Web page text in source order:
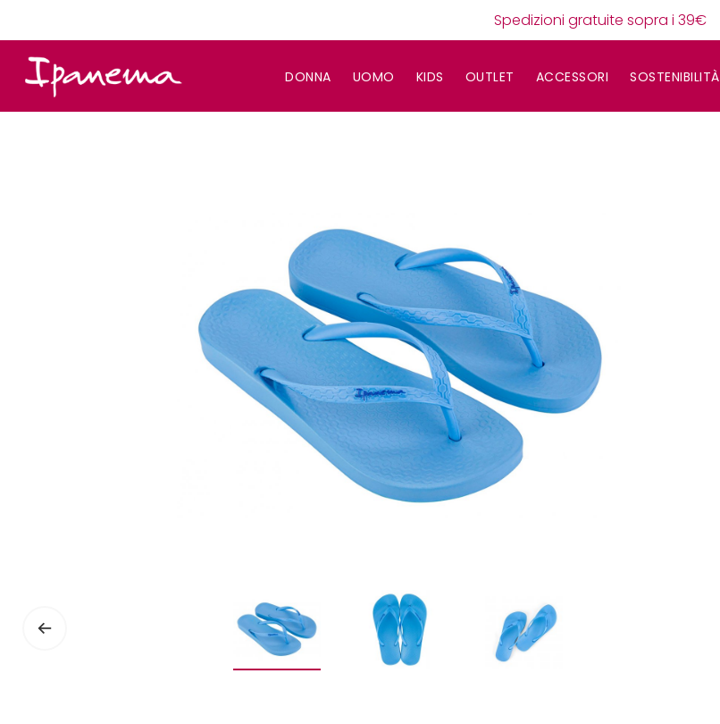
Spedizioni gratuite sopra i 39€
DONNA UOMO KIDS OUTLET ACCESSORI SOSTENIBILITÀ